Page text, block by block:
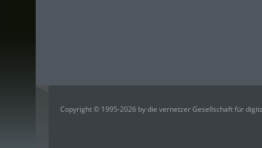
Copyright © 1995-2026 by die vernetzer Gesellschaft für